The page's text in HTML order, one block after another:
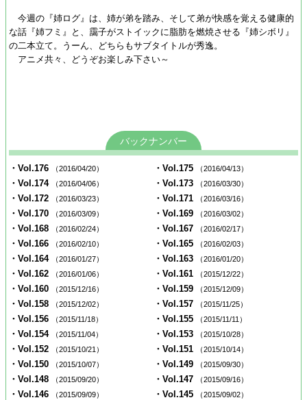
今週の『姉ログ』は、姉が弟を踏み、そして弟が快感を覚える健康的
な話『姉フミ』と、靄子がストイックに脂肪を燃焼させる『姉シボリ』
の二本立て。うーん、どちらもサブタイトルが秀逸。
アニメ共々、どうぞお楽しみ下さい～
バックナンバー
・Vol.176 （2016/04/20） ・Vol.175 （2016/04/13）
・Vol.174 （2016/04/06） ・Vol.173 （2016/03/30）
・Vol.172 （2016/03/23） ・Vol.171 （2016/03/16）
・Vol.170 （2016/03/09） ・Vol.169 （2016/03/02）
・Vol.168 （2016/02/24） ・Vol.167 （2016/02/17）
・Vol.166 （2016/02/10） ・Vol.165 （2016/02/03）
・Vol.164 （2016/01/27） ・Vol.163 （2016/01/20）
・Vol.162 （2016/01/06） ・Vol.161 （2015/12/22）
・Vol.160 （2015/12/16） ・Vol.159 （2015/12/09）
・Vol.158 （2015/12/02） ・Vol.157 （2015/11/25）
・Vol.156 （2015/11/18） ・Vol.155 （2015/11/11）
・Vol.154 （2015/11/04） ・Vol.153 （2015/10/28）
・Vol.152 （2015/10/21） ・Vol.151 （2015/10/14）
・Vol.150 （2015/10/07） ・Vol.149 （2015/09/30）
・Vol.148 （2015/09/20） ・Vol.147 （2015/09/16）
・Vol.146 （2015/09/09） ・Vol.145 （2015/09/02）